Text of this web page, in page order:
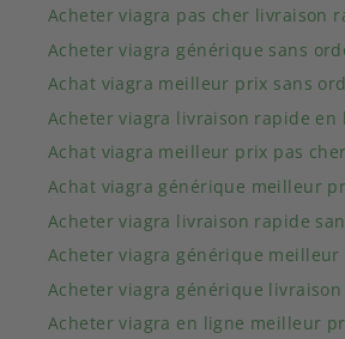
Acheter viagra pas cher livraison
Acheter viagra générique sans
Achat viagra meilleur prix sans
Acheter viagra livraison rapide en
Achat viagra meilleur prix pas cher
Achat viagra générique meilleur
Acheter viagra livraison rapide
Acheter viagra générique
Acheter viagra générique
Acheter viagra en ligne meilleur